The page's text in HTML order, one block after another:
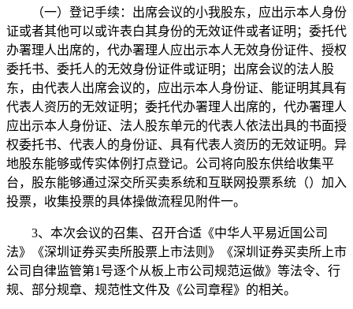
（一）登记手续：出席会议的小我股东，应出示本人身份
证或者其他可以或许表白其身份的无效证件或者证明；委托代
办署理人出席的，代办署理人应出示本人无效身份证件、授权
委托书、委托人的无效身份证件或证明；出席会议的法人股
东，由代表人出席会议的，应出示本人身份证、能证明其具有
代表人资历的无效证明；委托代办署理人出席的，代办署理人
应出示本人身份证、法人股东单元的代表人依法出具的书面授
权委托书、代表人的身份证、具有代表人资历的无效证明。异
地股东能够或传实体例打点登记。公司将向股东供给收集平
台，股东能够通过深交所买卖系统和互联网投票系统（）加入
投票，收集投票的具体操做流程见附件一。
3、本次会议的召集、召开合适《中华人平易近国公司
法》《深圳证券买卖所股票上市法则》《深圳证券买卖所上市
公司自律监管第1号逐个从板上市公司规范运做》等法令、行
规、部分规章、规范性文件及《公司章程》的相关。